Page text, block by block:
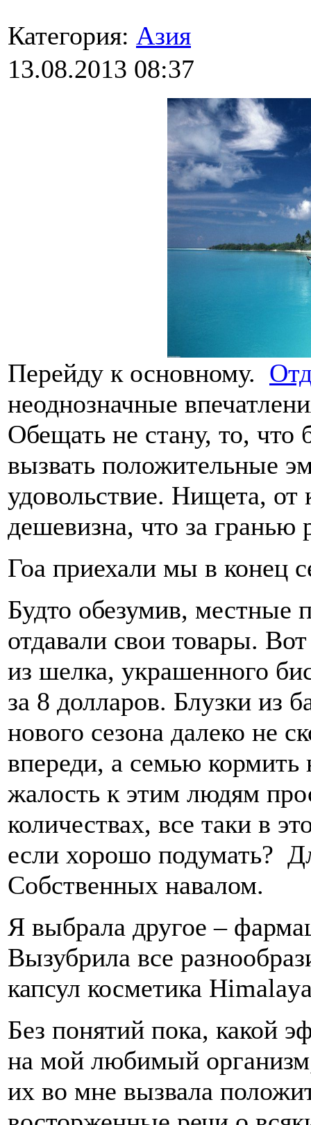
Категория: Азия
13.08.2013 08:37
Перейду к основному.
неоднозначные
Обещать не стану, то, что
вызвать положительные
удовольствие. Нищета,
дешевизна, что за гранью
Гоа приехали мы в конец
Будто обезумив, местные
отдавали свои товары.
из шелка, украшенного
за 8 долларов. Блузки из
нового сезона далеко не
впереди, а семью
жалость к этим людям
количествах, все таки в
если хорошо подумать?
Собственных навалом.
Я выбрала другое –
Вызубрила все
капсул косметика
Без понятий пока, какой
на мой любимый
их во мне вызвала